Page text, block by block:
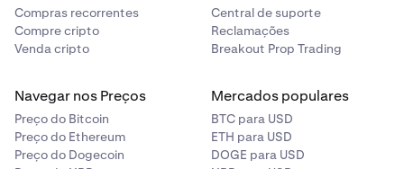
Compras recorrentes
Compre cripto
Venda cripto
Central de suporte
Reclamações
Breakout Prop Trading
Navegar nos Preços
Preço do Bitcoin
Preço do Ethereum
Preço do Dogecoin
Mercados populares
BTC para USD
ETH para USD
DOGE para USD